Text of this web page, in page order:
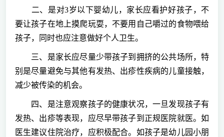
二、是对3岁以下婴幼儿，家长应看护好孩子，不
要让孩子在地上摸爬玩耍，不要用自己嚼过的食物喂给
孩子，同时也应注意做好个人卫生。
三、是家长应尽量少带孩子到拥挤的公共场所，特
别是尽量避免与其他有发热、出疹性疾病的儿童接触，
减少被传染的机会。
四、是注意观察孩子的健康状况，一旦发现孩子有
发热、出疹等表现，应尽早带孩子到正规医院就医。如
医生建议住院治疗，应积极配合。如孩子是幼儿园小朋